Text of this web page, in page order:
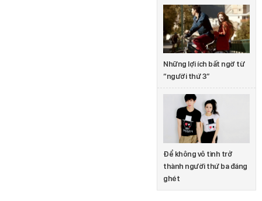
Những lợi ích bất ngờ từ
“người thứ 3”
Để không vô tình trở
thành người thứ ba đáng
ghét